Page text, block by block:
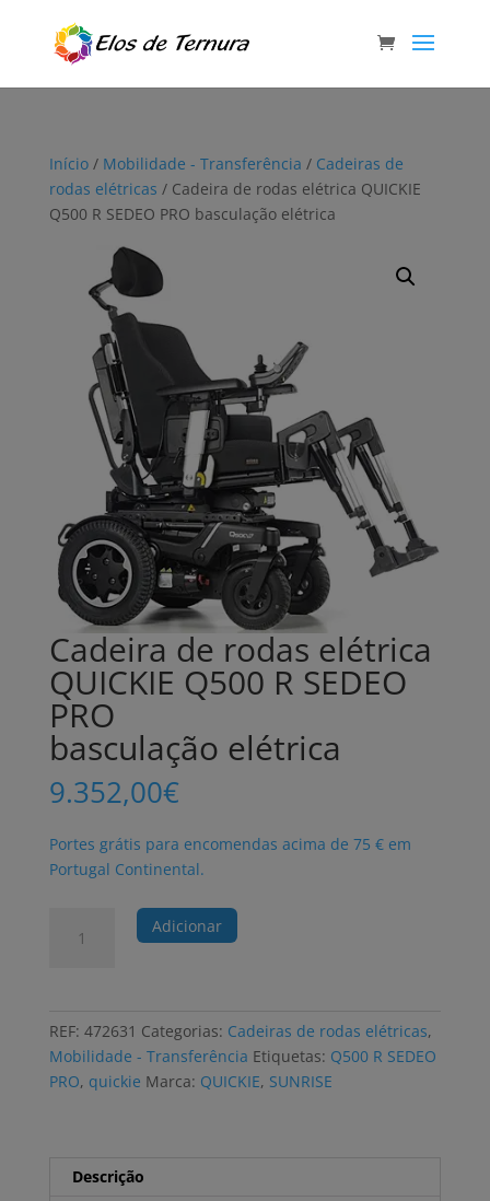
Início/ Mobilidade - Transferência / Cadeiras de
rodas elétricas / Cadeira de rodas elétrica QUICKIE
Q500 R SEDEO PRO basculação elétrica
Cadeira de rodas elétrica
QUICKIE Q500 R SEDEO
PRO
basculação elétrica
9.352,00€
Portes grátis para encomendas acima de 75 € em
Portugal Continental.
elétrica
PRO
Adicionar
REF: 472631 Categorias: Cadeiras de rodas elétricas,
Mobilidade - Transferência Etiquetas: Q500 R SEDEO
PRO, quickie Marca: QUICKIE, SUNRISE
Descrição